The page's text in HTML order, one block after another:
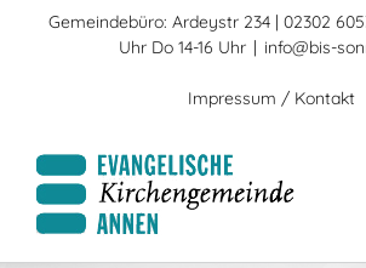
Gemeindebüro: Ardeystr 234 | 02302
Uhr Do 14-16 Uhr | info@bis-
Impressum / Kontakt